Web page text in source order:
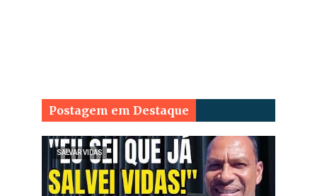
Postagem em Destaque
SALVAR VIDAS